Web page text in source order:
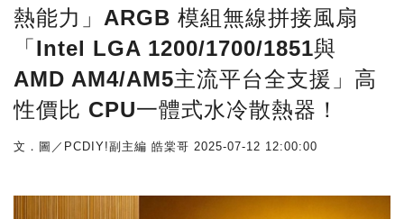
熱能力」ARGB 模組無線拼接風扇
「Intel LGA 1200/1700/1851與
AMD AM4/AM5主流平台全支援」高
性價比 CPU一體式水冷散熱器！
文．圖／PCDIY!副主編 皓棠哥 2025-07-12 12:00:00